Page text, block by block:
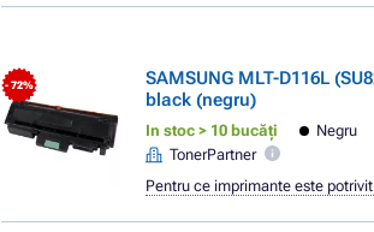
- 72%
SAMSUNG MLT-D116L
black (negru)
In stoc > 10 bucăți Negru
TonerPartner
Pentru ce imprimante este